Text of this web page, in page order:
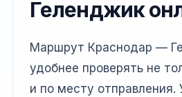
Геленджик
Маршрут Краснодар —
удобнее проверять не
и по месту отправления.